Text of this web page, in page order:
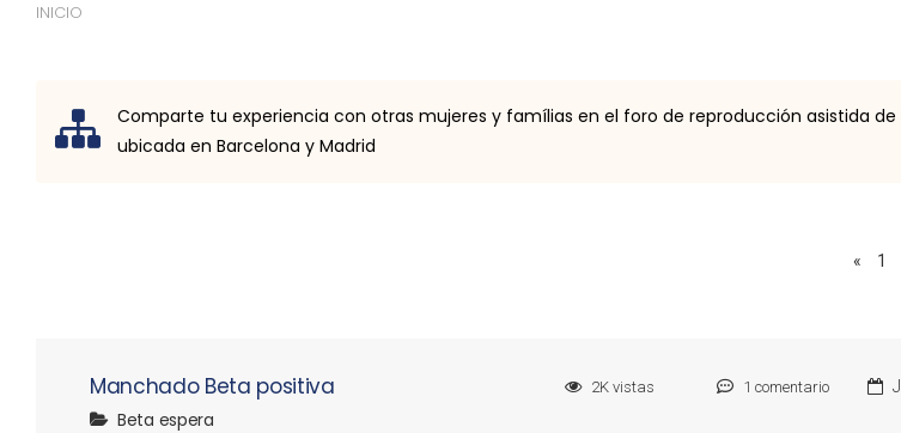
INICIO
Comparte tu experiencia con otras mujeres y famílias en el foro de reproducción asistida de
ubicada en Barcelona y Madrid
« 1
Manchado Beta positiva
Beta espera
2K vistas 1 comentario